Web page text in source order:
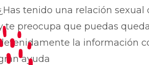
tenido una relación
te preocupa que puedas
la información
ayuda